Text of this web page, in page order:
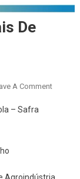
De
A CommentOn
– Safra
Agroindústria